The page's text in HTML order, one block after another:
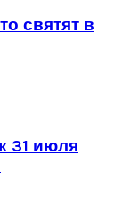
святят в
31 июля